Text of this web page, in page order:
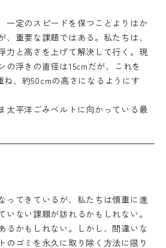
一定のスピードを保つことよりはか
、重要な課題ではある。私たちは、
力と高さを上げて解決して行く。現
の浮きの直径は15cmだが、これを
ね、約50cmの高さになるようにす
太平洋ごみベルトに向かっている最
ってきているが、私たちは慎重に進
いない課題が訪れるかもしれない。
るかもしれない。しかし、間違いな
のゴミを永久に取り除く方法に限り